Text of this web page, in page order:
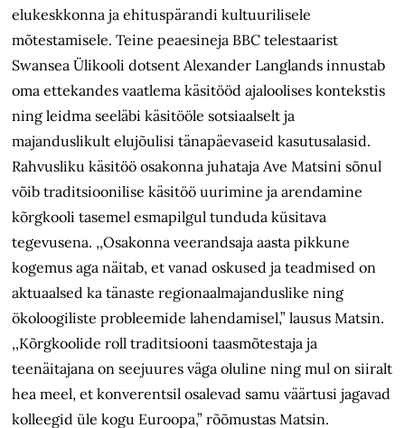
elukeskkonna ja ehituspärandi kultuurilisele
mõtestamisele. Teine peaesineja BBC telestaarist
Swansea Ülikooli dotsent Alexander Langlands innustab
oma ettekandes vaatlema käsitööd ajaloolises kontekstis
ning leidma seeläbi käsitööle sotsiaalselt ja
majanduslikult elujõulisi tänapäevaseid kasutusalasid.
Rahvusliku käsitöö osakonna juhataja Ave Matsini sõnul
võib traditsioonilise käsitöö uurimine ja arendamine
kõrgkooli tasemel esmapilgul tunduda küsitava
tegevusena. ,,Osakonna veerandsaja aasta pikkune
kogemus aga näitab, et vanad oskused ja teadmised on
aktuaalsed ka tänaste regionaalmajanduslike ning
ökoloogiliste probleemide lahendamisel,” lausus Matsin.
,,Kõrgkoolide roll traditsiooni taasmõtestaja ja
teenäitajana on seejuures väga oluline ning mul on siiralt
hea meel, et konverentsil osalevad samu väärtusi jagavad
kolleegid üle kogu Euroopa,” rõõmustas Matsin.